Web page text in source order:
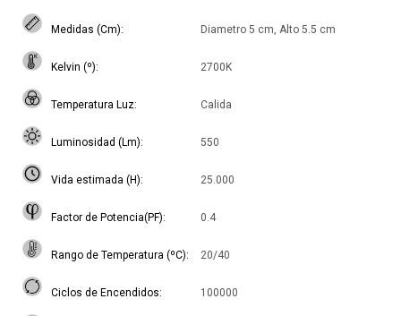
Medidas (Cm) Diametro 5 cm, Alto 5.5 cm
Kelvin (º) 2700K
Temperatura Luz Calida
Luminosidad (Lm) 550
Vida estimada (H) 25.000
Factor de Potencia(PF) 0.4
Rango de Temperatura (ºC) 20/40
Ciclos de Encendidos 100000